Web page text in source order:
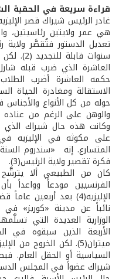
قراءة سريعة في الحقبة
غادر الرئيس شيراك قصر
هي عمر ولايتين
تعديل الدستور فتُقصَّر
سنوات
العاشرة الذي ضرب قبله
حكمه العاشرة أضرب
الاستقالة ومغادرة الحياة
حوله من كل الأنواع
والوهن على الرغم من
وكانت هذه حال شيراك الذي
على مكوثه في الإليزيه
المتسارع. إنه «سندروم
فكرة تقصير ولاية الرئيس(3).
كان من الطبيعي ألا يترشَّح
الفرنسيين مودعاً وواعداً
الإليزيه(4) بعد
الوزارية العديدة التي
الأربعة الذين سبقوه في
ميتران(5). لكن الخروج
السياسية أو الحقل العام.
شيراك عضواً في المجلس